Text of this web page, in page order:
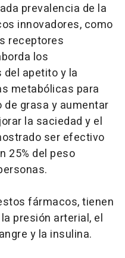
prevalencia de la
innovadores, como
receptores
los
apetito y la
metabólicas para
grasa y aumentar
la saciedad y el
ser efectivo
25% del peso
fármacos, tienen
presión arterial, el
y la insulina.